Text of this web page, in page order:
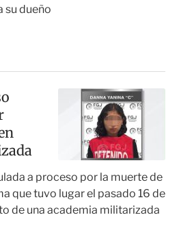
su dueño
a proceso por la muerte de
que tuvo lugar el pasado 16 de
de una academia militarizada